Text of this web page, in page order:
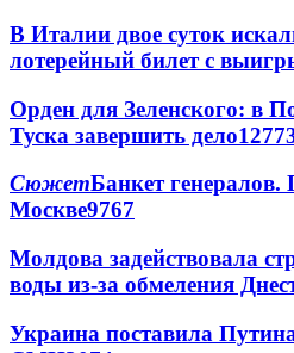
В Италии двое суток
лотерейный билет с
Орден для Зеленского: в
Туска завершить дело
СюжетБанкет генералов.
Москве9767
Молдова задействовала
воды из-за обмеления
Украина поставила